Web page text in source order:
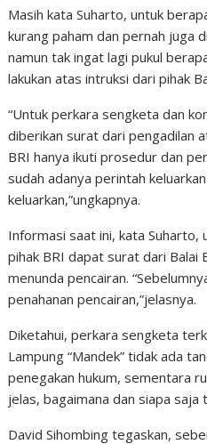
Masih kata Suharto, untuk
kurang paham dan pernah juga
namun tak ingat lagi pukul
lakukan atas intruksi dari pihak
“Untuk perkara sengketa dan
diberikan surat dari pengadilan
BRI hanya ikuti prosedur dan
sudah adanya perintah
keluarkan,”ungkapnya.
Informasi saat ini, kata Suharto,
pihak BRI dapat surat dari Balai
menunda pencairan.
penahanan pencairan,”jelasnya.
Diketahui, perkara sengketa
Lampung “Mandek” tidak ada
penegakan hukum, sementara
jelas, bagaimana dan siapa saja
David Sihombing tegaskan,